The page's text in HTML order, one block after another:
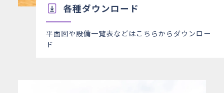
各種ダウンロード
平面図や設備一覧表などはこちらからダウンロー
ド